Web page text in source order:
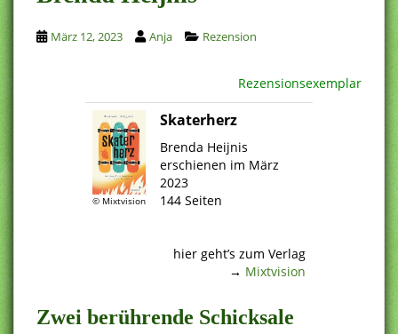
n
t
e
n
t
März 12, 2023 Anja Rezension
Rezensionsexemplar
© Mixtvision
Skaterherz
Brenda Heijnis
erschienen im März
2023
144 Seiten
hier geht’s zum Verlag
→ Mixtvision
Zwei berührende Schicksale